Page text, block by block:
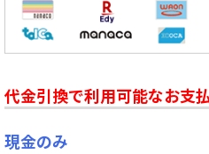
代金引換で利用可能なお支
現金のみ